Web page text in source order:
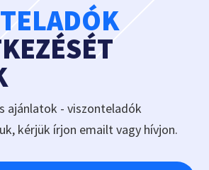
ajánlatok - viszonteladók
kérjük írjon emailt vagy hívjon.